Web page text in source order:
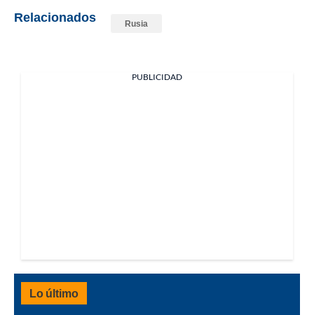
Relacionados Rusia
PUBLICIDAD
Lo último